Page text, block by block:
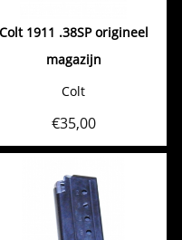
Colt 1911 .38SP origineel
magazijn
Colt
€35,00